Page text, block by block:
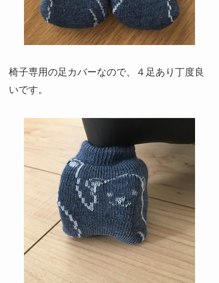
椅子専用の足カバーなので、４足あり丁度良
いです。